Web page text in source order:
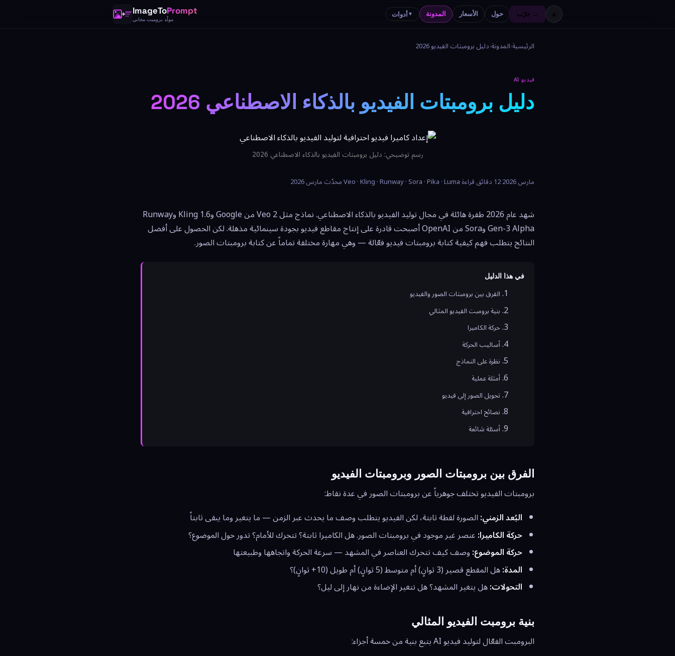
ImageToPrompt
مولّد برومبت مجاني
أدوات▼ المدونة الأسعار حول جرّب → ☀️
الرئيسية›المدونة›دليل برومبتات الفيديو 2026
فيديو AI
دليل برومبتات الفيديو بالذكاء الاصطناعي 2026
رسم توضيحي: دليل برومبتات الفيديو بالذكاء الاصطناعي 2026
مارس 2026 ·12 دقائق قراءة ·
Veo · Kling · Runway · Sora · Pika · Luma
·محدّث مارس 2026
شهد عام 2026 طفرة هائلة في مجال توليد الفيديو بالذكاء الاصطناعي. نماذج مثل Veo 2 من Google وKling 1.6 وRunway
Gen-3 Alpha وSora من OpenAI أصبحت قادرة على إنتاج مقاطع فيديو بجودة سينمائية مذهلة. لكن الحصول على أفضل
النتائج يتطلب فهم كيفية كتابة برومبتات فيديو فعّالة — وهي مهارة مختلفة تماماً عن كتابة برومبتات الصور.
في هذا الدليل
الفرق بين برومبتات الصور والفيديو
بنية برومبت الفيديو المثالي
حركة الكاميرا
أساليب الحركة
نظرة على النماذج
أمثلة عملية
تحويل الصور إلى فيديو
نصائح احترافية
أسئلة شائعة
الفرق بين برومبتات الصور وبرومبتات الفيديو
برومبتات الفيديو تختلف جوهرياً عن برومبتات الصور في عدة نقاط:
البُعد الزمني:الصورة لقطة ثابتة، لكن الفيديو يتطلب وصف ما يحدث عبر الزمن — ما يتغير وما يبقى ثابتاً
حركة الكاميرا:عنصر غير موجود في برومبتات الصور. هل الكاميرا ثابتة؟ تتحرك للأمام؟ تدور حول الموضوع؟
حركة الموضوع:وصف كيف تتحرك العناصر في المشهد — سرعة الحركة واتجاهها وطبيعتها
المدة:هل المقطع قصير (3 ثوانٍ) أم متوسط (5 ثوانٍ) أم طويل (10+ ثوانٍ)؟
التحولات:هل يتغير المشهد؟ هل تتغير الإضاءة من نهار إلى ليل؟
بنية برومبت الفيديو المثالي
البرومبت الفعّال لتوليد فيديو AI يتبع بنية من خمسة أجزاء: